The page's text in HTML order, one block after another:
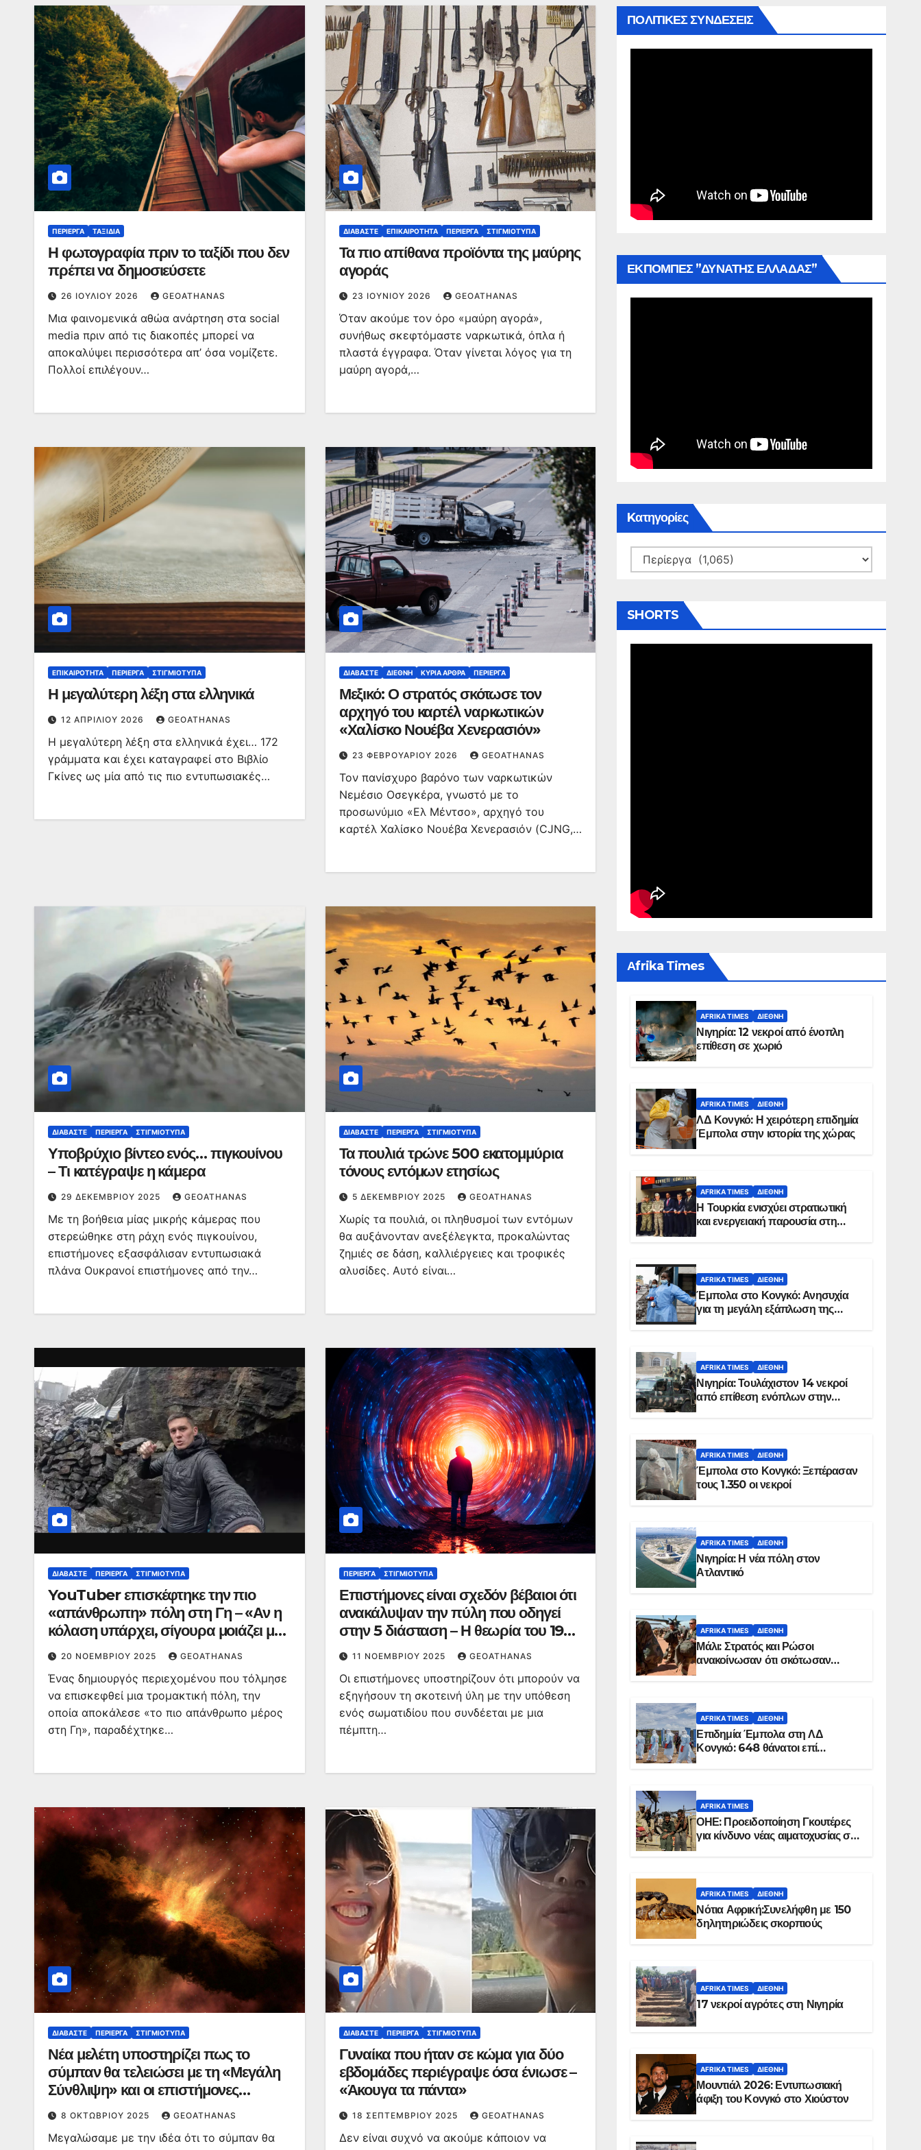
ΠΕΡΊΕΡΓΑ ΤΑΞΊΔΙΑ
Η φωτογραφία πριν το ταξίδι που δεν
πρέπει να δημοσιεύσετε
26 ΙΟΥΛΊΟΥ 2026 GEOATHANAS
Μια φαινομενικά αθώα ανάρτηση στα social
media πριν από τις διακοπές μπορεί να
αποκαλύψει περισσότερα απ’ όσα νομίζετε.
Πολλοί επιλέγουν…
ΔΙΑΒΆΣΤΕ ΕΠΙΚΑΙΡΌΤΗΤΑ ΠΕΡΊΕΡΓΑ ΣΤΙΓΜΙΌΤΥΠΑ
Τα πιο απίθανα προϊόντα της μαύρης
αγοράς
23 ΙΟΥΝΊΟΥ 2026 GEOATHANAS
Όταν ακούμε τον όρο «μαύρη αγορά»,
συνήθως σκεφτόμαστε ναρκωτικά, όπλα ή
πλαστά έγγραφα. Όταν γίνεται λόγος για τη
μαύρη αγορά,…
ΕΠΙΚΑΙΡΌΤΗΤΑ ΠΕΡΊΕΡΓΑ ΣΤΙΓΜΙΌΤΥΠΑ
Η μεγαλύτερη λέξη στα ελληνικά
12 ΑΠΡΙΛΊΟΥ 2026 GEOATHANAS
Η μεγαλύτερη λέξη στα ελληνικά έχει… 172
γράμματα και έχει καταγραφεί στο Βιβλίο
Γκίνες ως μία από τις πιο εντυπωσιακές…
ΔΙΑΒΆΣΤΕ ΔΙΕΘΝΉ ΚΥΡΙΑ ΑΡΘΡΑ ΠΕΡΊΕΡΓΑ
Μεξικό: Ο στρατός σκότωσε τον
αρχηγό του καρτέλ ναρκωτικών
«Χαλίσκο Νουέβα Χενερασιόν»
23 ΦΕΒΡΟΥΑΡΊΟΥ 2026 GEOATHANAS
Τον πανίσχυρο βαρόνο των ναρκωτικών
Νεμέσιο Οσεγκέρα, γνωστό με το
προσωνύμιο «Ελ Μέντσο», αρχηγό του
καρτέλ Χαλίσκο Νουέβα Χενερασιόν (CJNG,…
ΔΙΑΒΆΣΤΕ ΠΕΡΊΕΡΓΑ ΣΤΙΓΜΙΌΤΥΠΑ
Υποβρύχιο βίντεο ενός… πιγκουίνου
– Τι κατέγραψε η κάμερα
29 ΔΕΚΕΜΒΡΊΟΥ 2025 GEOATHANAS
Με τη βοήθεια μίας μικρής κάμερας που
στερεώθηκε στη ράχη ενός πιγκουίνου,
επιστήμονες εξασφάλισαν εντυπωσιακά
πλάνα Ουκρανοί επιστήμονες από την…
ΔΙΑΒΆΣΤΕ ΠΕΡΊΕΡΓΑ ΣΤΙΓΜΙΌΤΥΠΑ
Τα πουλιά τρώνε 500 εκατομμύρια
τόνους εντόμων ετησίως
5 ΔΕΚΕΜΒΡΊΟΥ 2025 GEOATHANAS
Χωρίς τα πουλιά, οι πληθυσμοί των εντόμων
θα αυξάνονταν ανεξέλεγκτα, προκαλώντας
ζημιές σε δάση, καλλιέργειες και τροφικές
αλυσίδες. Αυτό είναι…
ΔΙΑΒΆΣΤΕ ΠΕΡΊΕΡΓΑ ΣΤΙΓΜΙΌΤΥΠΑ
YouTuber επισκέφτηκε την πιο
«απάνθρωπη» πόλη στη Γη – «Αν η
κόλαση υπάρχει, σίγουρα μοιάζει με
αυτό το μέρος»
20 ΝΟΕΜΒΡΊΟΥ 2025 GEOATHANAS
Ένας δημιουργός περιεχομένου που τόλμησε
να επισκεφθεί μια τρομακτική πόλη, την
οποία αποκάλεσε «το πιο απάνθρωπο μέρος
στη Γη», παραδέχτηκε…
ΠΕΡΊΕΡΓΑ ΣΤΙΓΜΙΌΤΥΠΑ
Επιστήμονες είναι σχεδόν βέβαιοι ότι
ανακάλυψαν την πύλη που οδηγεί
στην 5 διάσταση – Η θεωρία του 1999
και η σκοτεινή ύλη
11 ΝΟΕΜΒΡΊΟΥ 2025 GEOATHANAS
Οι επιστήμονες υποστηρίζουν ότι μπορούν να
εξηγήσουν τη σκοτεινή ύλη με την υπόθεση
ενός σωματιδίου που συνδέεται με μια
πέμπτη…
ΔΙΑΒΆΣΤΕ ΠΕΡΊΕΡΓΑ ΣΤΙΓΜΙΌΤΥΠΑ
Νέα μελέτη υποστηρίζει πως το
σύμπαν θα τελειώσει με τη «Μεγάλη
Σύνθλιψη» και οι επιστήμονες
προβλέπουν πότε θα συμβεί αυτό
8 ΟΚΤΩΒΡΊΟΥ 2025 GEOATHANAS
Μεγαλώσαμε με την ιδέα ότι το σύμπαν θα
ΔΙΑΒΆΣΤΕ ΠΕΡΊΕΡΓΑ ΣΤΙΓΜΙΌΤΥΠΑ
Γυναίκα που ήταν σε κώμα για δύο
εβδομάδες περιέγραψε όσα ένιωσε –
«Άκουγα τα πάντα»
18 ΣΕΠΤΕΜΒΡΊΟΥ 2025 GEOATHANAS
Δεν είναι συχνό να ακούμε κάποιον να
ΠΟΛΙΤΙΚΕΣ ΣΥΝΔΕΣΕΙΣ
ΕΚΠΟΜΠΕΣ ”ΔΥΝΑΤΗΣ ΕΛΛΑΔΑΣ”
Kατηγορίες
Kατηγορίες
SHORTS
Αfrika Times
AFRIKA TIMES ΔΙΕΘΝΉ
Νιγηρία: 12 νεκροί από ένοπλη
επίθεση σε χωριό
AFRIKA TIMES ΔΙΕΘΝΉ
ΛΔ Κονγκό: Η χειρότερη επιδημία
Έμπολα στην ιστορία της χώρας
AFRIKA TIMES ΔΙΕΘΝΉ
Η Τουρκία ενισχύει στρατιωτική
και ενεργειακή παρουσία στη
AFRIKA TIMES ΔΙΕΘΝΉ
Έμπολα στο Κονγκό: Ανησυχία
για τη μεγάλη εξάπλωση της
AFRIKA TIMES ΔΙΕΘΝΉ
Νιγηρία: Τουλάχιστον 14 νεκροί
από επίθεση ενόπλων στην
AFRIKA TIMES ΔΙΕΘΝΉ
Έμπολα στο Κονγκό: Ξεπέρασαν
τους 1.350 οι νεκροί
AFRIKA TIMES ΔΙΕΘΝΉ
Νιγηρία: Η νέα πόλη στον
Ατλαντικό
AFRIKA TIMES ΔΙΕΘΝΉ
Μάλι: Στρατός και Ρώσοι
ανακοίνωσαν ότι σκότωσαν
AFRIKA TIMES ΔΙΕΘΝΉ
Επιδημία Έμπολα στη ΛΔ
Κονγκό: 648 θάνατοι επί
AFRIKA TIMES
ΟΗΕ: Προειδοποίηση Γκουτέρες
για κίνδυνο νέας αιματοχυσίας στο
AFRIKA TIMES ΔΙΕΘΝΉ
Νότια Αφρική:Συνελήφθη με 150
δηλητηριώδεις σκορπιούς
AFRIKA TIMES ΔΙΕΘΝΉ
17 νεκροί αγρότες στη Νιγηρία
AFRIKA TIMES ΔΙΕΘΝΉ
Μουντιάλ 2026: Εντυπωσιακή
άφιξη του Κονγκό στο Χιούστον